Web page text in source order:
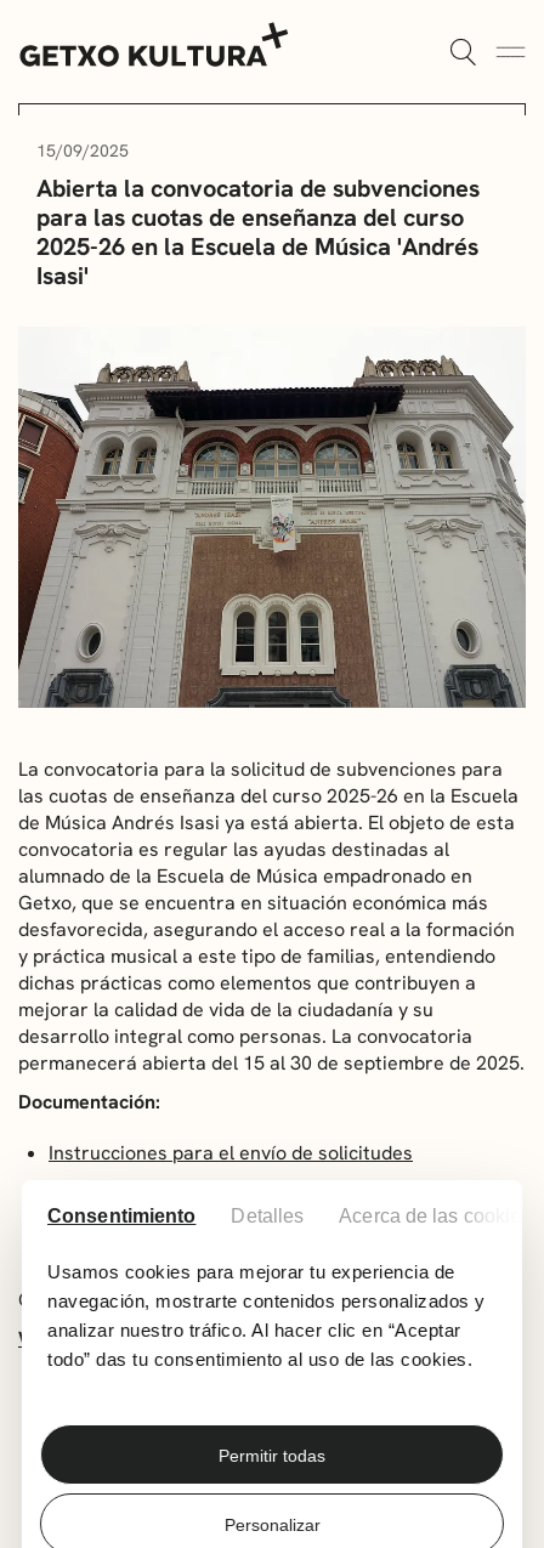
Consentimiento Detalles Acerca de las cookies
Usamos cookies para mejorar tu experiencia de
navegación, mostrarte contenidos personalizados y
analizar nuestro tráfico. Al hacer clic en “Aceptar
todo” das tu consentimiento al uso de las cookies.
Permitir todas
Personalizar
AGENDA
MUXIKEBARRI
CONTACTO
AULAS DE CULTURA
BIBLIOTECAS
ESCUELA DE MÚSICA
CONVOCATORIAS
NOTICIAS
GETXO KULTURA
AULAS DE CULTURA
ALGORTA
ROMO
15/09/2025
Abierta la convocatoria de subvenciones
para las cuotas de enseñanza del curso
2025-26 en la Escuela de Música 'Andrés
Isasi'
La convocatoria para la solicitud de subvenciones para
las cuotas de enseñanza del curso 2025-26 en la Escuela
de Música Andrés Isasi ya está abierta. El objeto de esta
convocatoria es regular las ayudas destinadas al
alumnado de la Escuela de Música empadronado en
Getxo, que se encuentra en situación económica más
desfavorecida, asegurando el acceso real a la formación
y práctica musical a este tipo de familias, entendiendo
dichas prácticas como elementos que contribuyen a
mejorar la calidad de vida de la ciudadanía y su
desarrollo integral como personas. La convocatoria
permanecerá abierta del 15 al 30 de septiembre de 2025.
Documentación:
Instrucciones para el envío de solicitudes
Hoja de solicitud
Comparte esta noticia:
WhatsappFacebookX
ÚLTIMAS NOTICIAS